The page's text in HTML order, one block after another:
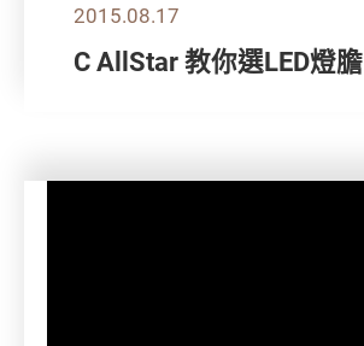
2015.08.17
C AllStar 教你選LED燈膽